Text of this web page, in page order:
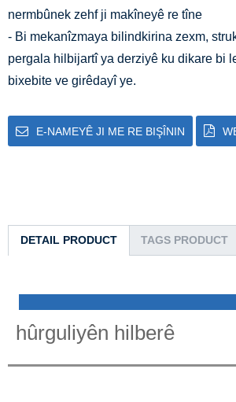
nermbûnek zehf ji makîneyê re tîne
- Bi mekanîzmaya bilindkirina zexm,
pergala hilbijartî ya derziyê ku dikare bi
bixebite ve girêdayî ye.
E-NAMEYÊ JI ME RE BIŞÎNIN
DETAIL PRODUCT TAGS PRODUCT
hûrguliyên hilberê